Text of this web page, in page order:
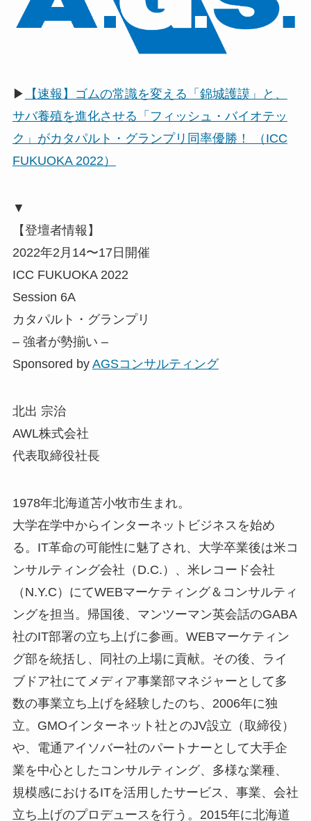
▶
【速報】ゴムの常識を変える「錦城護謨」と、
サバ養殖を進化させる「フィッシュ・バイオテッ
ク」がカタパルト・グランプリ同率優勝！ （ICC
FUKUOKA 2022）
▼
【登壇者情報】
2022年2月14〜17日開催
ICC FUKUOKA 2022
Session 6A
カタパルト・グランプリ
– 強者が勢揃い –
Sponsored by AGSコンサルティング
北出 宗治
AWL株式会社
代表取締役社長
1978年北海道苫小牧市生まれ。
⼤学在学中からインターネットビジネスを始め
る。IT⾰命の可能性に魅了され、⼤学卒業後は⽶コ
ンサルティング会社（D.C.）、⽶レコード会社
（N.Y.C）にてWEBマーケティング＆コンサルティ
ングを担当。帰国後、マンツーマン英会話のGABA
社のIT部署の立ち上げに参画。WEBマーケティン
グ部を統括し、同社の上場に貢献。その後、ライ
ブドア社にてメディア事業部マネジャーとして多
数の事業立ち上げを経験したのち、2006年に独
立。GMOインターネット社とのJV設立（取締役）
や、電通アイソバー社のパートナーとして⼤⼿企
業を中⼼としたコンサルティング、多様な業種、
規模感におけるITを活用したサービス、事業、会社
立ち上げのプロデュースを行う。2015年に北海道